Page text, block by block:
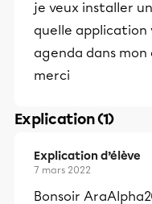
je veux installer
quelle application
agenda dans mon
merci
Explication (1)
Explication d’élève
7 mars 2022
Bonsoir